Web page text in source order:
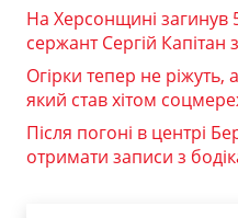
На Херсонщині загинув
сержант Сергій
Огірки тепер не ріжуть,
який став хітом
Після погоні в центрі
отримати записи з